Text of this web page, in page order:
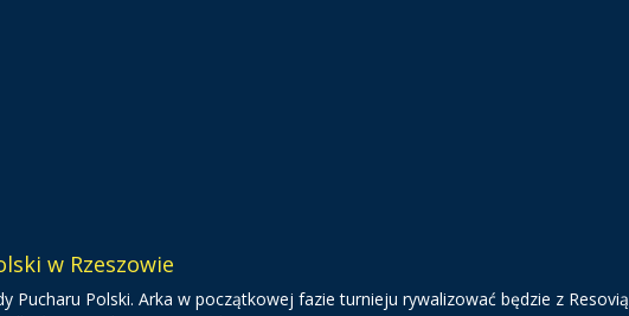
w Rzeszowie
Pucharu Polski. Arka w początkowej fazie turnieju rywalizować będzie z Resovią